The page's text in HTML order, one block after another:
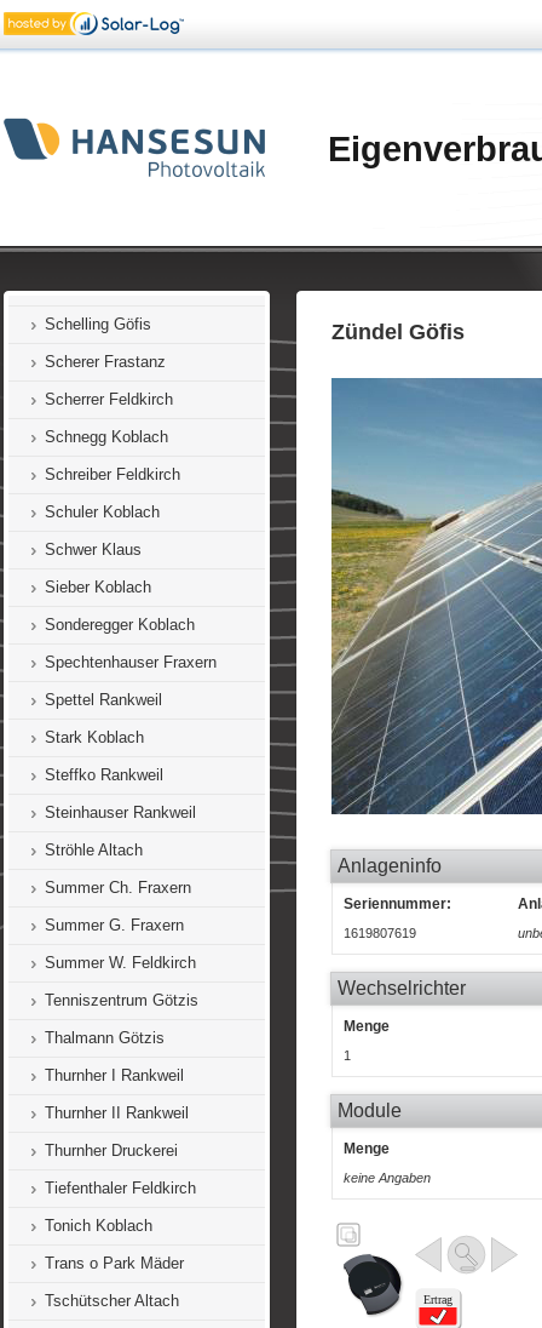
Rüfer Feldkirch
Salzgeber Feldkirch
Salzgeber E. Götzis
Salzgeber E. Frastanz
Schallegger Klaus
Schelling Göfis
Scherer Frastanz
Scherrer Feldkirch
Schnegg Koblach
Schreiber Feldkirch
Schuler Koblach
Schwer Klaus
Sieber Koblach
Sonderegger Koblach
Spechtenhauser Fraxern
Spettel Rankweil
Stark Koblach
Steffko Rankweil
Steinhauser Rankweil
Ströhle Altach
Summer Ch. Fraxern
Summer G. Fraxern
Summer W. Feldkirch
Tenniszentrum Götzis
Thalmann Götzis
Thurnher I Rankweil
Thurnher II Rankweil
Thurnher Druckerei
Tiefenthaler Feldkirch
Tonich Koblach
Trans o Park Mäder
Tschütscher Altach
Zündel Göfis
Anlageninfo
Seriennummer:
1619807619
Wechselrichter
Menge
1
Module
Menge
keine Angaben